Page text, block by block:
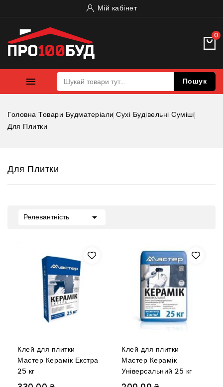
Мій кабінет
0
 Пошук
Головна Товари Будматеріали Сухі Будівельні Суміші
Для Плитки
Для Плитки
Релевантність 
Клей для плитки
Мастер Керамік Екстра
25 кг
Клей для плитки
Мастер Керамік
Універсальний 25 кг